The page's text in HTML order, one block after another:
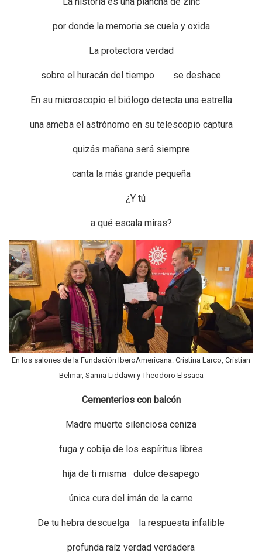
por donde la memoria se cuela y oxida
La protectora verdad
sobre el huracán del tiempo se deshace
En su microscopio el biólogo detecta una estrella
una ameba el astrónomo en su telescopio captura
quizás mañana será siempre
canta la más grande pequeña
¿Y tú
a qué escala miras?
En los salones de la Fundación IberoAmericana: Cristina Larco, Cristian
Belmar, Samia Liddawi y Theodoro Elssaca
Cementerios con balcón
Madre muerte silenciosa ceniza
fuga y cobija de los espíritus libres
hija de ti misma dulce desapego
única cura del imán de la carne
De tu hebra descuelga la respuesta infalible
profunda raíz verdad verdadera